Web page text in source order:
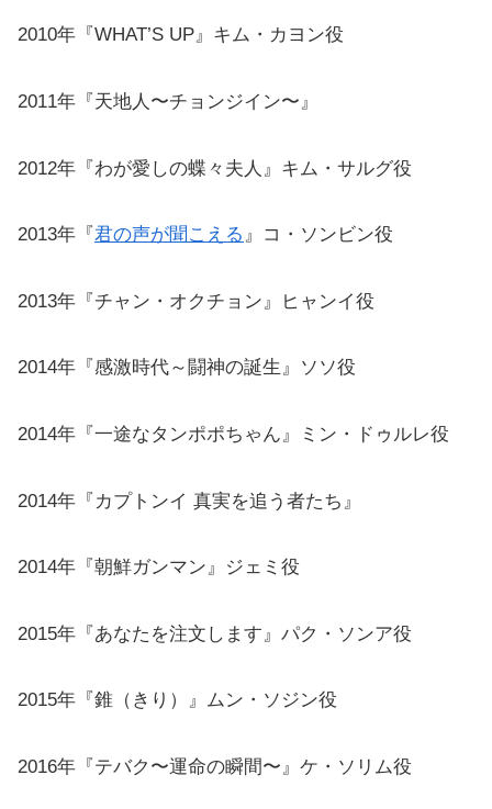
2010年『WHAT’S UP』キム・カヨン役
2011年『天地人〜チョンジイン〜』
2012年『わが愛しの蝶々夫人』キム・サルグ役
2013年『君の声が聞こえる 』コ・ソンビン役
2013年『チャン・オクチョン』ヒャンイ役
2014年『感激時代～闘神の誕生』ソソ役
2014年『一途なタンポポちゃん』ミン・ドゥルレ役
2014年『カプトンイ 真実を追う者たち』
2014年『朝鮮ガンマン』ジェミ役
2015年『あなたを注文します』パク・ソンア役
2015年『錐（きり）』ムン・ソジン役
2016年『テバク〜運命の瞬間〜』ケ・ソリム役